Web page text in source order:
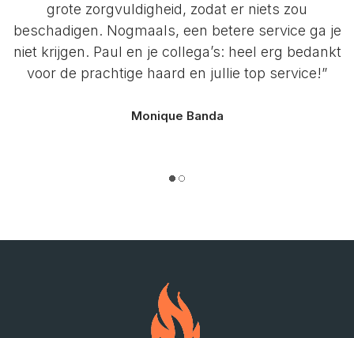
grote zorgvuldigheid, zodat er niets zou
beschadigen. Nogmaals, een betere service ga je
niet krijgen. Paul en je collega’s: heel erg bedankt
voor de prachtige haard en jullie top service!”
Monique Banda